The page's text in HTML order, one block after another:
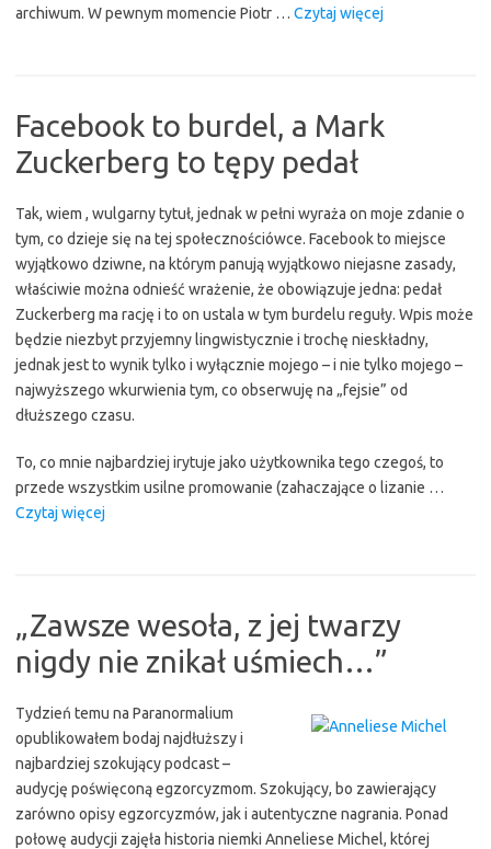
archiwum. W pewnym momencie Piotr … Czytaj więcej
co
po
Debacie
Ufologicznej
Online
o
Przełęczy
Diatłowa”
Facebook to burdel, a Mark
Zuckerberg to tępy pedał
Tak, wiem , wulgarny tytuł, jednak w pełni wyraża on moje zdanie o
tym, co dzieje się na tej społecznościówce. Facebook to miejsce
wyjątkowo dziwne, na którym panują wyjątkowo niejasne zasady,
właściwie można odnieść wrażenie, że obowiązuje jedna: pedał
Zuckerberg ma rację i to on ustala w tym burdelu reguły. Wpis może
będzie niezbyt przyjemny lingwistycznie i trochę nieskładny,
jednak jest to wynik tylko i wyłącznie mojego – i nie tylko mojego –
najwyższego wkurwienia tym, co obserwuję na „fejsie” od
dłuższego czasu.
To, co mnie najbardziej irytuje jako użytkownika tego czegoś, to
przede wszystkim usilne promowanie (zahaczające o lizanie …
Czytaj więcej
Zuckerberg
to
pedał”
„Zawsze wesoła, z jej twarzy
nigdy nie znikał uśmiech…”
Tydzień temu na Paranormalium
opublikowałem bodaj najdłuższy i
najbardziej szokujący podcast –
audycję poświęconą egzorcyzmom. Szokujący, bo zawierający
zarówno opisy egzorcyzmów, jak i autentyczne nagrania. Ponad
połowę audycji zajęła historia niemki Anneliese Michel, której